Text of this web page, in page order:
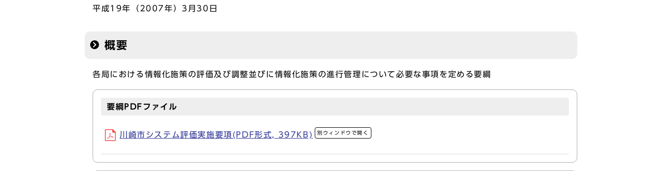
平成19年（2007年）3月30日
概要
各局における情報化施策の評価及び調整並びに情報化施策の進行管理について必要な事項を定める要綱
要綱PDFファイル
川崎市システム評価実施要項(PDF形式, 397KB) 別ウィンドウで開く